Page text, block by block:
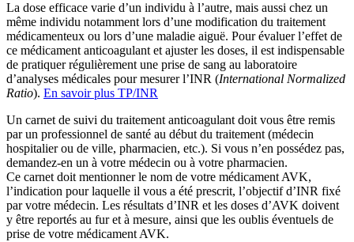
La dose efficace varie d’un individu à l’autre, mais aussi chez un
même individu notamment lors d’une modification du traitement
médicamenteux ou lors d’une maladie aiguë. Pour évaluer l’effet de
ce médicament anticoagulant et ajuster les doses, il est indispensable
de pratiquer régulièrement une prise de sang au laboratoire
d’analyses médicales pour mesurer l’INR (International Normalized
Ratio). En savoir plus TP/INR
Un carnet de suivi du traitement anticoagulant doit vous être remis
par un professionnel de santé au début du traitement (médecin
hospitalier ou de ville, pharmacien, etc.). Si vous n’en possédez pas,
demandez-en un à votre médecin ou à votre pharmacien.
Ce carnet doit mentionner le nom de votre médicament AVK,
l’indication pour laquelle il vous a été prescrit, l’objectif d’INR fixé
par votre médecin. Les résultats d’INR et les doses d’AVK doivent
y être reportés au fur et à mesure, ainsi que les oublis éventuels de
prise de votre médicament AVK.